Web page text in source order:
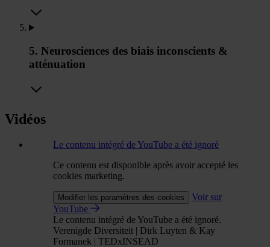
5. Neurosciences des biais inconscients &
atténuation
Vidéos
Le contenu intégré de YouTube a été ignoré
Ce contenu est disponible après avoir accepté les
cookies marketing.
Modifier les paramètres des cookies
Voir sur
YouTube
Le contenu intégré de YouTube a été ignoré.
Verenigde Diversiteit | Dirk Luyten & Kay
Formanek | TEDxINSEAD